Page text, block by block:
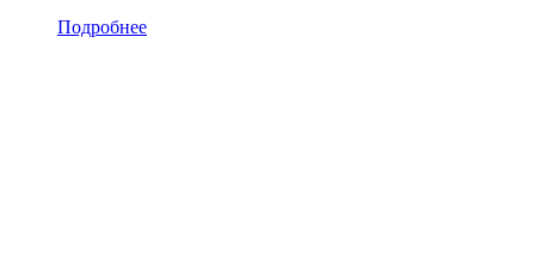
Подробнее